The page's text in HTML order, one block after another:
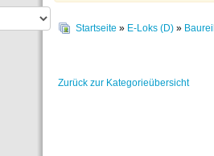
Startseite » E-Loks (D) »
Zurück zur Kategorieübersicht